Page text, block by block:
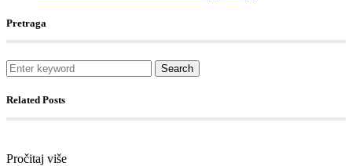
Pretraga
Search
Related Posts
Pročitaj više